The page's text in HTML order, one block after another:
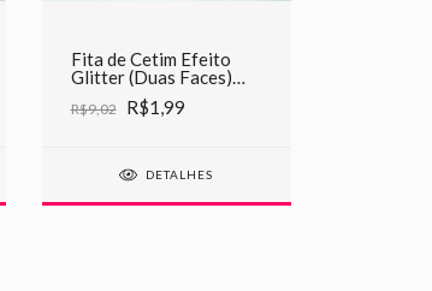
Fita de Cetim Efeito
Glitter (Duas Faces)
135 Marrom
R$9,02 R$1,99
DETALHES